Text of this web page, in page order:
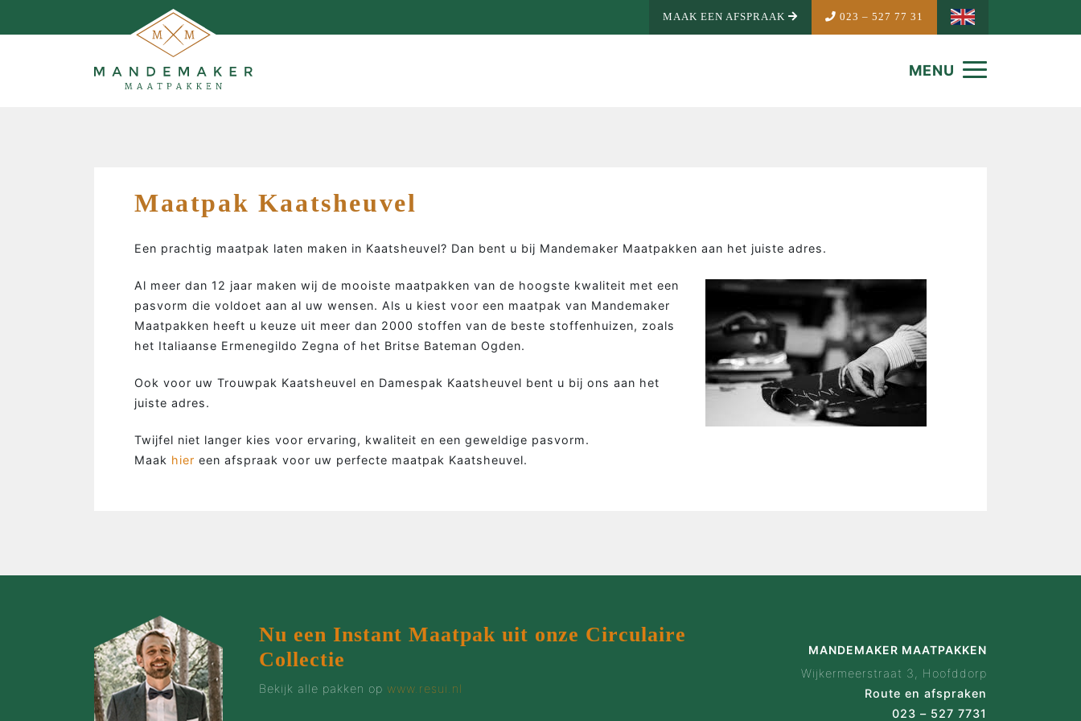
MAAK EEN AFSPRAAK 023 – 527 77 31
MENU
MAATPAKKEN MAKEN…
…de man
…de bruidegom
…de groep
MEER MAATWERK
Colbert
Driedelig
MANDEMAKER
Wie is Mandemaker
Klant ervaringen
Maatpak Kaatsheuvel
Een prachtig maatpak laten maken in Kaatsheuvel? Dan bent u bij Mandemaker Maatpakken aan het juiste adres.
Al meer dan 12 jaar maken wij de mooiste maatpakken van de hoogste kwaliteit met een
pasvorm die voldoet aan al uw wensen. Als u kiest voor een maatpak van Mandemaker
Maatpakken heeft u keuze uit meer dan 2000 stoffen van de beste stoffenhuizen, zoals
het Italiaanse Ermenegildo Zegna of het Britse Bateman Ogden.
Ook voor uw Trouwpak Kaatsheuvel en Damespak Kaatsheuvel bent u bij ons aan het
juiste adres.
Twijfel niet langer kies voor ervaring, kwaliteit en een geweldige pasvorm.
Maak hier een afspraak voor uw perfecte maatpak Kaatsheuvel.
Nu een Instant Maatpak uit onze Circulaire
Collectie
Bekijk alle pakken op www.resui.nl
MANDEMAKER MAATPAKKEN
Wijkermeerstraat 3, Hoofddorp
Route en afspraken
023 – 527 7731